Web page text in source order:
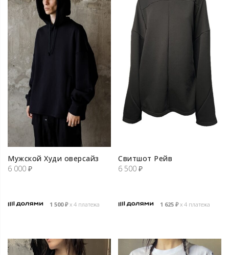
Мужской Худи оверсайз
6 000 ₽
1 500₽х 4 платежа
Свитшот Рейв
6 500 ₽
1 625 ₽х 4 платежа